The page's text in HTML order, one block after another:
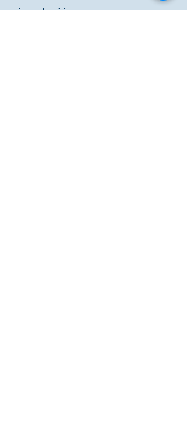
vinculación para agregar